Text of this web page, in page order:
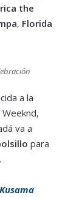
the
, Florida
a la
va a
para